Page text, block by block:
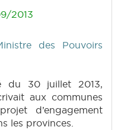
2013
des Pouvoirs
du 30 juillet 2013,
aux communes
d’engagement
les provinces.